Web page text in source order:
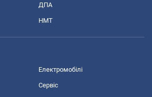
ДПА
НМТ
Електромобілі
Сервіс